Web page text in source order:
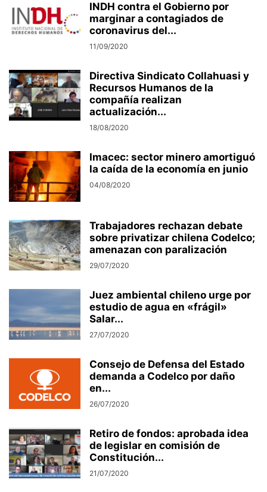
INDH contra el Gobierno por
marginar a contagiados de
coronavirus del...
11/09/2020
Directiva Sindicato Collahuasi y
Recursos Humanos de la
compañía realizan
actualización...
18/08/2020
Imacec: sector minero amortiguó
la caída de la economía en junio
04/08/2020
Trabajadores rechazan debate
sobre privatizar chilena Codelco;
amenazan con paralización
29/07/2020
Juez ambiental chileno urge por
estudio de agua en «frágil»
Salar...
27/07/2020
Consejo de Defensa del Estado
demanda a Codelco por daño
en...
26/07/2020
Retiro de fondos: aprobada idea
de legislar en comisión de
Constitución...
21/07/2020